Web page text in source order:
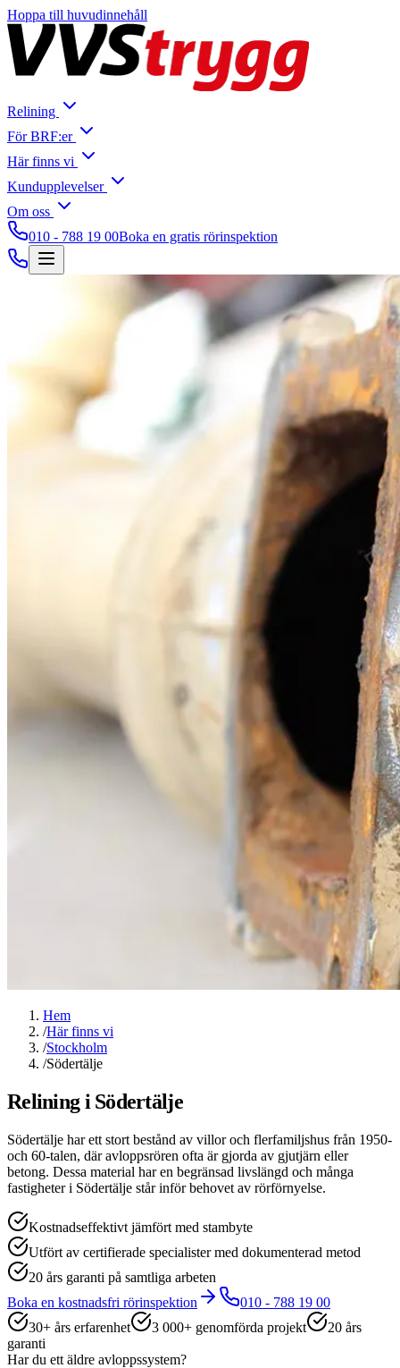
Hoppa till huvudinnehåll
Relining
För BRF:er
Här finns vi
Kundupplevelser
Om oss
010 - 788 19 00Boka en gratis rörinspektion
Hem
/Här finns vi
/Stockholm
/Södertälje
Relining i Södertälje
Södertälje har ett stort bestånd av villor och flerfamiljshus från 1950-
och 60-talen, där avloppsrören ofta är gjorda av gjutjärn eller
betong. Dessa material har en begränsad livslängd och många
fastigheter i Södertälje står inför behovet av rörförnyelse.
Kostnadseffektivt jämfört med stambyte
Utfört av certifierade specialister med dokumenterad metod
20 års garanti på samtliga arbeten
Boka en kostnadsfri rörinspektion
010 - 788 19 00
30+ års erfarenhet
3 000+ genomförda projekt
20 års
garanti
Har du ett äldre avloppssystem?